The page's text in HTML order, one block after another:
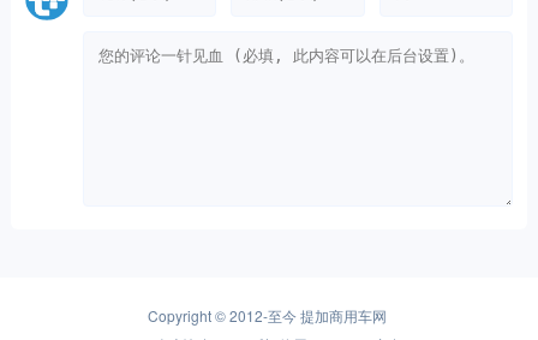
Copyright © 2012-至今提加商用车网